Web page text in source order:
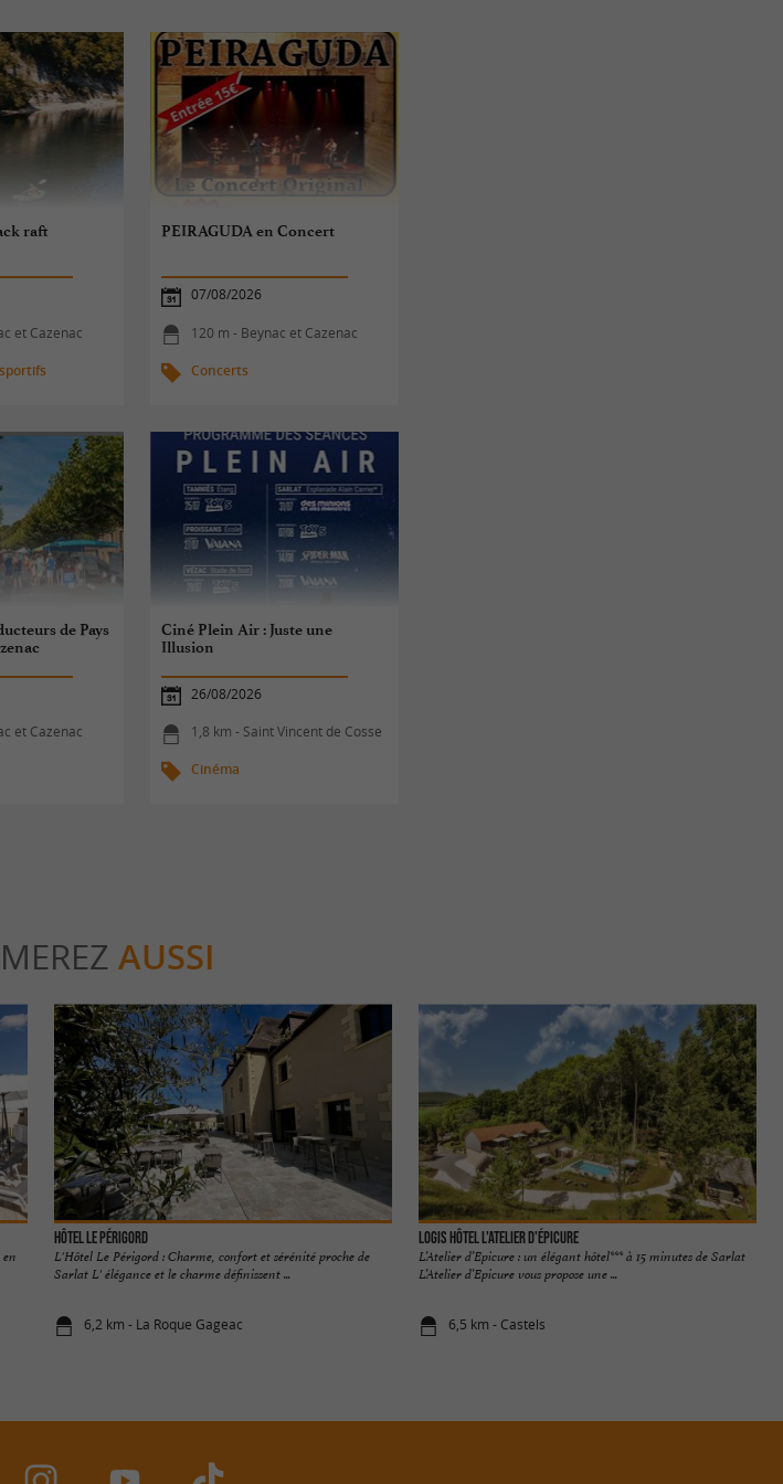
raft
et Cazenac
PEIRAGUDA en Concert
07/08/2026
120 m - Beynac et Cazenac
Concerts
de Pays
et Cazenac
Ciné Plein Air : Juste une
Illusion
26/08/2026
1,8 km - Saint Vincent de Cosse
Cinéma
AUSSI
Hôtel Le Périgord
L'Hôtel Le Périgord : Charme, confort et sérénité proche de
Sarlat L' élégance et le charme définissent ...
6,2 km - La Roque Gageac
Logis Hôtel l'Atelier d'Épicure
L’Atelier d’Epicure : un élégant hôtel*** à 15 minutes de Sarlat
L’Atelier d’Epicure vous propose une ...
6,5 km - Castels